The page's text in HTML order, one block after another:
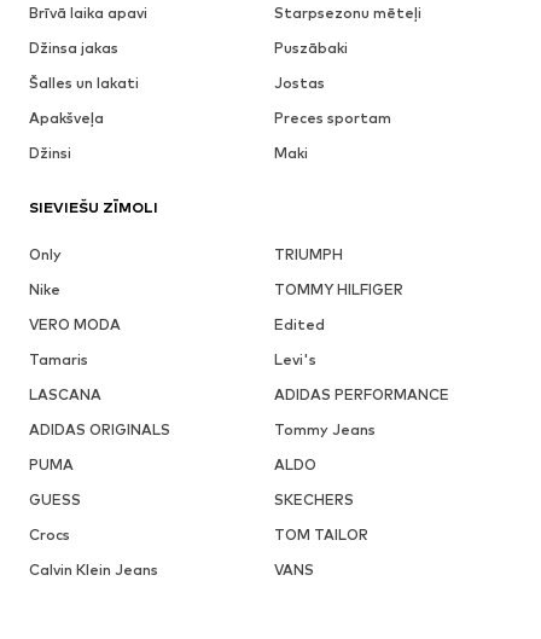
Brīvā laika apavi
Starpsezonu mēteļi
Džinsa jakas
Puszābaki
Šalles un lakati
Jostas
Apakšveļa
Preces sportam
Džinsi
Maki
SIEVIEŠU ZĪMOLI
Only
TRIUMPH
Nike
TOMMY HILFIGER
VERO MODA
Edited
Tamaris
Levi's
LASCANA
ADIDAS PERFORMANCE
ADIDAS ORIGINALS
Tommy Jeans
PUMA
ALDO
GUESS
SKECHERS
Crocs
TOM TAILOR
Calvin Klein Jeans
VANS